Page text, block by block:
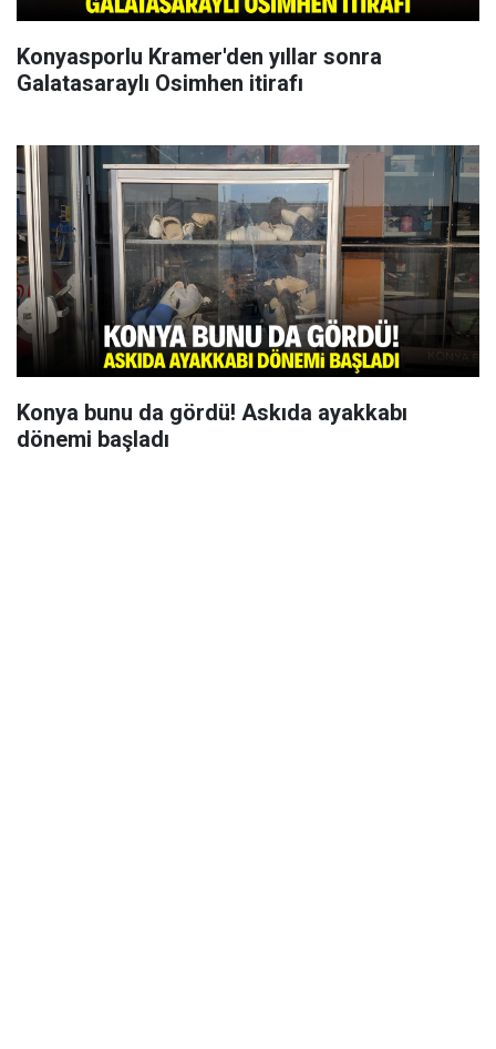
Konyasporlu Kramer'den yıllar sonra
Galatasaraylı Osimhen itirafı
Konya bunu da gördü! Askıda ayakkabı
dönemi başladı